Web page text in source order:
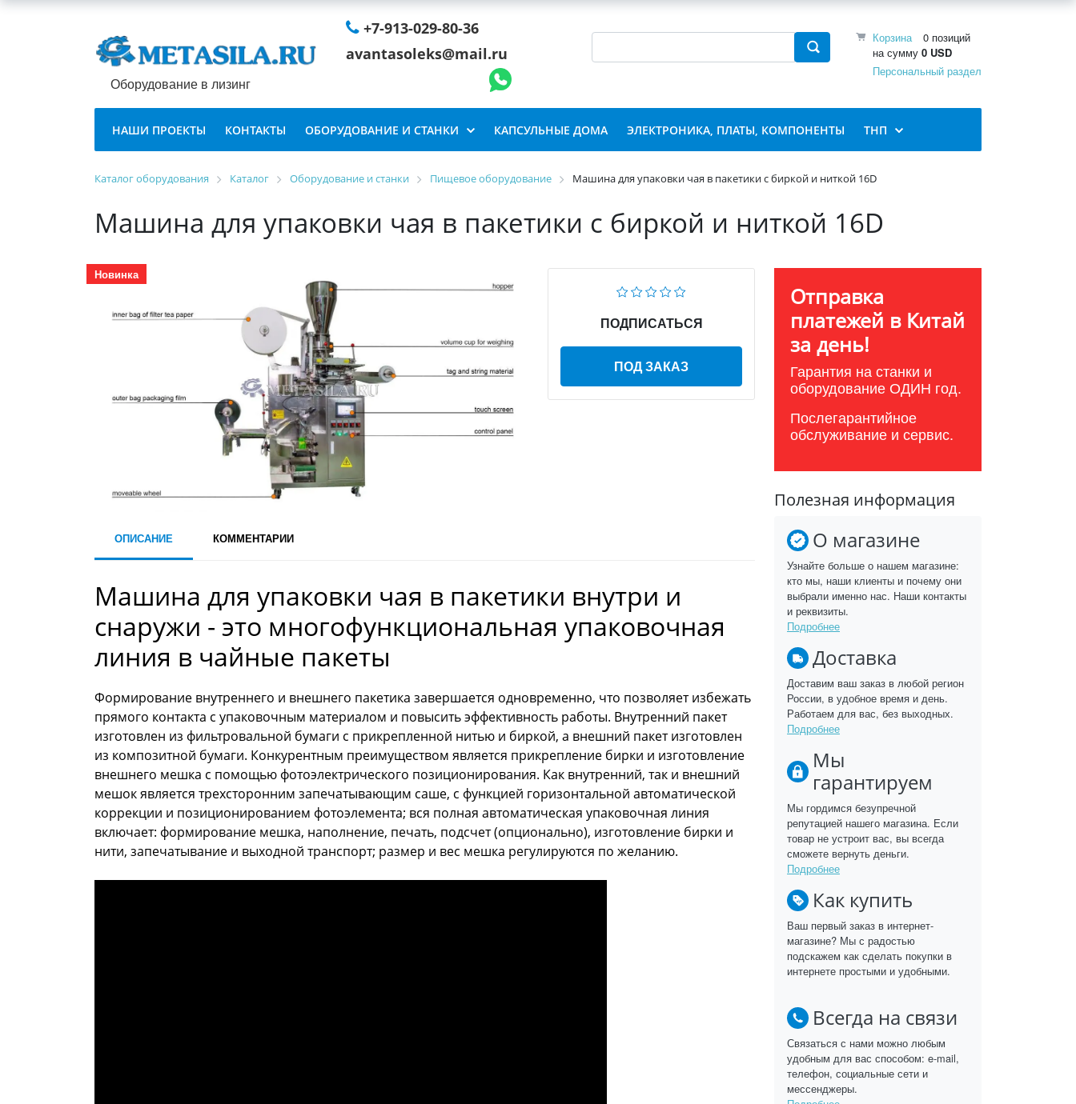
Оборудование в лизинг
Корзина
0 позиций
на сумму 0 USD
Персональный раздел
+7-913-029-80-36
avantasoleks@mail.ru
НАШИ ПРОЕКТЫ КОНТАКТЫ ОБОРУДОВАНИЕ И СТАНКИ КАПСУЛЬНЫЕ ДОМА ЭЛЕКТРОНИКА, ПЛАТЫ, КОМПОНЕНТЫ ТНП
Каталог оборудования Каталог Оборудование и станки Пищевое оборудование Машина для упаковки чая в пакетики с биркой и ниткой 16D
Машина для упаковки чая в пакетики с биркой и ниткой 16D
Новинка
ПОДПИСАТЬСЯ
ПОД ЗАКАЗ
ОПИСАНИЕ КОММЕНТАРИИ
Машина для упаковки чая в пакетики внутри и
снаружи - это многофункциональная упаковочная
линия в чайные пакеты
Формирование внутреннего и внешнего пакетика завершается одновременно, что позволяет избежать
прямого контакта с упаковочным материалом и повысить эффективность работы. Внутренний пакет
изготовлен из фильтровальной бумаги с прикрепленной нитью и биркой, а внешний пакет изготовлен
из композитной бумаги. Конкурентным преимуществом является прикрепление бирки и изготовление
внешнего мешка с помощью фотоэлектрического позиционирования. Как внутренний, так и внешний
мешок является трехсторонним запечатывающим саше, с функцией горизонтальной автоматической
коррекции и позиционированием фотоэлемента; вся полная автоматическая упаковочная линия
включает: формирование мешка, наполнение, печать, подсчет (опционально), изготовление бирки и
нити, запечатывание и выходной транспорт; размер и вес мешка регулируются по желанию.
Отправка
платежей в Китай
за день!
Гарантия на станки и
оборудование ОДИН год.
Послегарантийное
обслуживание и сервис.
Полезная информация
О магазине
Узнайте больше о нашем магазине:
кто мы, наши клиенты и почему они
выбрали именно нас. Наши контакты
и реквизиты.
Подробнее
Доставка
Доставим ваш заказ в любой регион
России, в удобное время и день.
Работаем для вас, без выходных.
Подробнее
Мы
гарантируем
Мы гордимся безупречной
репутацией нашего магазина. Если
товар не устроит вас, вы всегда
сможете вернуть деньги.
Подробнее
Как купить
Ваш первый заказ в интернет-
магазине? Мы с радостью
подскажем как сделать покупки в
интернете простыми и удобными.
Всегда на связи
Связаться с нами можно любым
удобным для вас способом: e-mail,
телефон, социальные сети и
мессенджеры.